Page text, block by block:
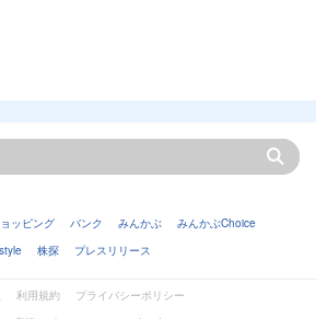
ッピング バンク みんかぶ
みんかぶChoice
株探 プレスリリース
利用規約
プライバシーポリシー